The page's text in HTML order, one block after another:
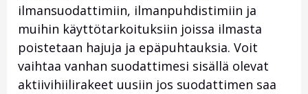
ilmansuodattimiin, ilmanpuhdistimiin ja
muihin käyttötarkoituksiin joissa ilmasta
poistetaan hajuja ja epäpuhtauksia. Voit
vaihtaa vanhan suodattimesi sisällä olevat
aktiivihiilirakeet uusiin jos suodattimen saa